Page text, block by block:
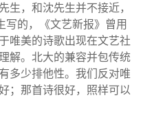
生，和沈先生并不接近，
写的，《文艺新报》曾用
唯美的诗歌出现在文艺社
解。北大的兼容并包传统
多少排他性。我们反对唯
；那首诗很好，照样可以